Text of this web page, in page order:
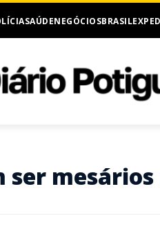
SAÚDENEGÓCIOSBRASIL
ser